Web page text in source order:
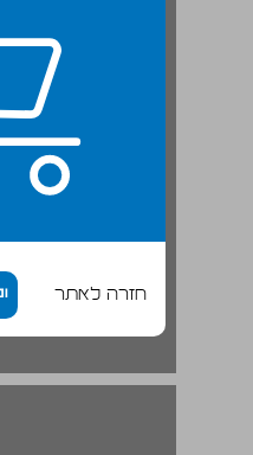
חזרה לאתר